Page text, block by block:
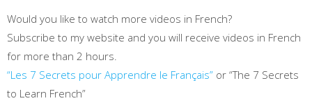
Would you like to watch more videos in French?
Subscribe to my website and you will receive videos in French
for more than 2 hours.
“Les 7 Secrets pour Apprendre le Français” or “The 7 Secrets
to Learn French”